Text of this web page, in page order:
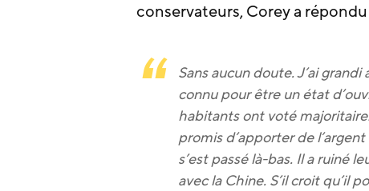
conservateurs, Corey a répondu
Sans aucun doute. J’ai
connu pour être un état
habitants ont voté
promis d’apporter de
s’est passé là-bas. Il a ruiné
avec la Chine. S’il croit qu’il